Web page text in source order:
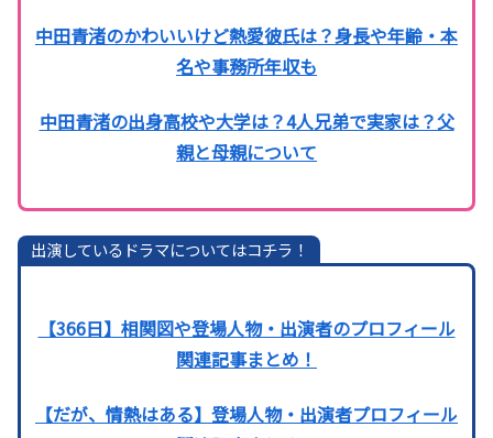
中田青渚のかわいいけど熱愛彼氏は？身長や年齢・本
名や事務所年収も
中田青渚の出身高校や大学は？4人兄弟で実家は？父
親と母親について
出演しているドラマについてはコチラ！
【366日】相関図や登場人物・出演者のプロフィール
関連記事まとめ！
【だが、情熱はある】登場人物・出演者プロフィール